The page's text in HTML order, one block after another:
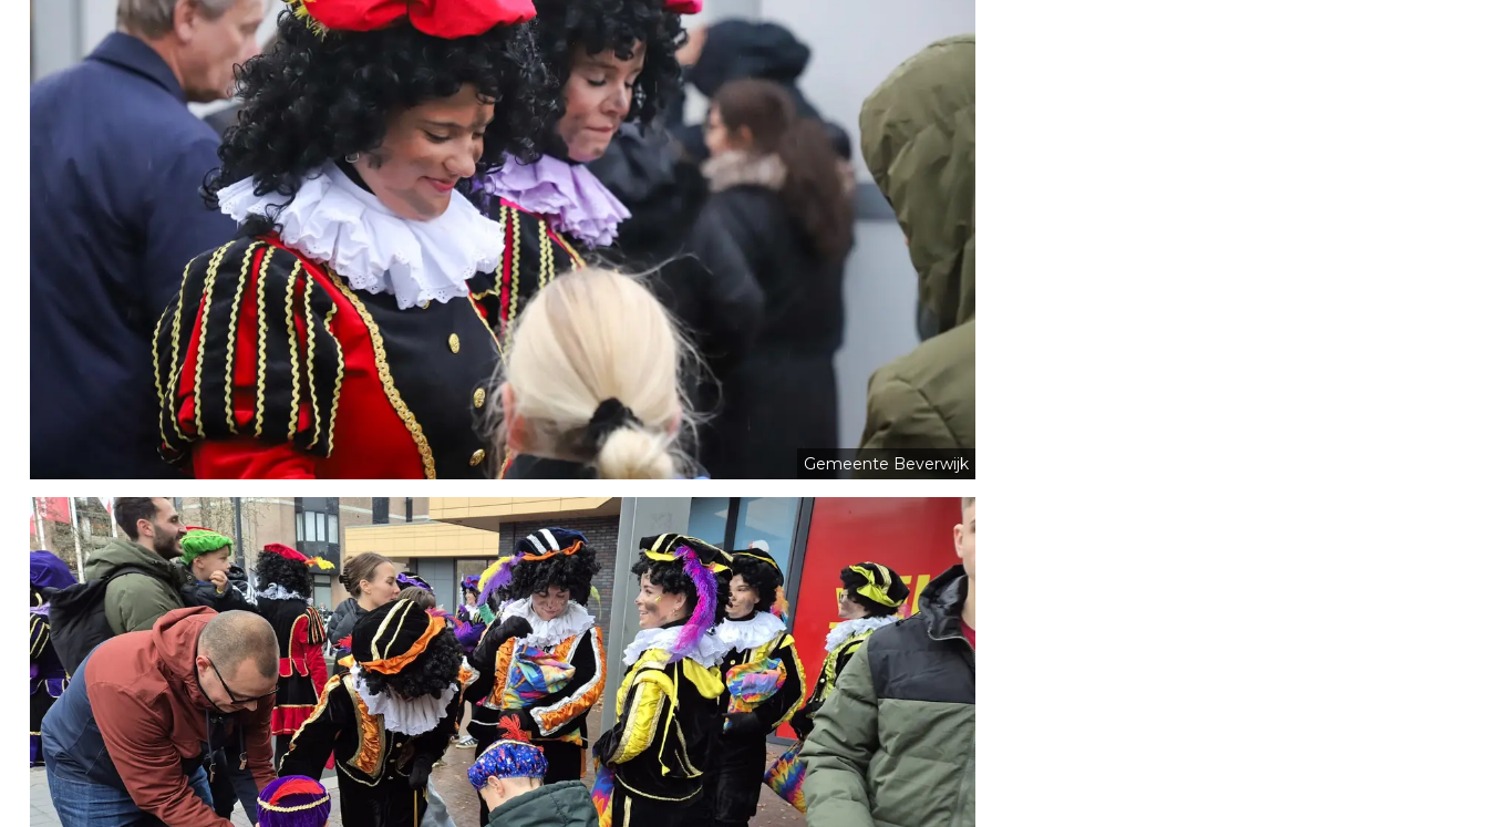
Gemeente Beverwijk